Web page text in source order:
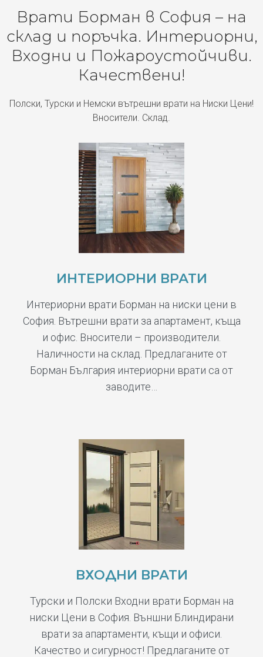
Врати Борман в София – на
склад и поръчка. Интериорни,
Входни и Пожароустойчиви.
Качествени!
Полски, Турски и Немски вътрешни врати на Ниски Цени!
Вносители. Склад.
ИНТЕРИОРНИ ВРАТИ
Интериорни врати Борман на ниски цени в
София. Вътрешни врати за апартамент, къща
и офис. Вносители – производители.
Наличности на склад. Предлаганите от
Борман България интериорни врати са от
заводите…
ВХОДНИ ВРАТИ
Турски и Полски Входни врати Борман на
ниски Цени в София. Външни Блиндирани
врати за апартаменти, къщи и офиси.
Качество и сигурност! Предлаганите от